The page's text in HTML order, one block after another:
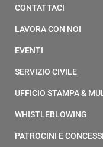
CONTATTACI
LAVORA CON NOI
EVENTI
SERVIZIO CIVILE
UFFICIO STAMPA &
WHISTLEBLOWING
PATROCINI E